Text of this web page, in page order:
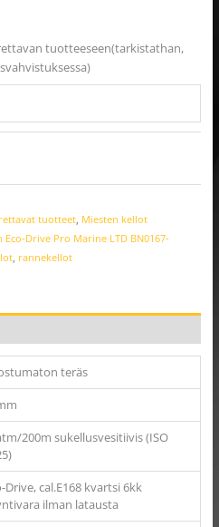
tuotteeseen(tarkistathan,
tuotteet, Miesten kellot
Eco-Drive Pro Marine LTD BN0167-
, rannekellot
teräs
200m sukellusvesitiivis (ISO
Drive, cal.E168 kvartsi 6kk
ilman latausta